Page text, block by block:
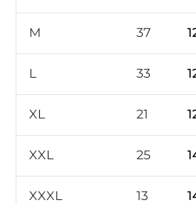
M 37
L 33
XL 21
XXL 25
XXXL 13